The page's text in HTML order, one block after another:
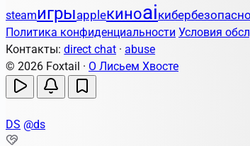
steamигрыappleкиноai
Политика конфиденциальности Условия
Контакты: direct chat · abuse
© 2026 Foxtail · О Лисьем Хвосте
DS @ds